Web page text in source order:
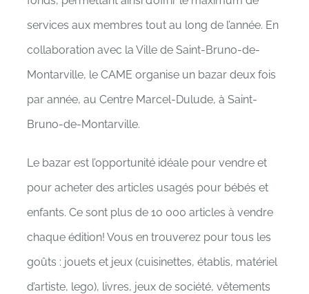
services aux membres tout au long de l’année. En
collaboration avec la Ville de Saint-Bruno-de-
Montarville, le CAME organise un bazar deux fois
par année, au Centre Marcel-Dulude, à Saint-
Bruno-de-Montarville.
Le bazar est l’opportunité idéale pour vendre et
pour acheter des articles usagés pour bébés et
enfants. Ce sont plus de 10 000 articles à vendre
chaque édition! Vous en trouverez pour tous les
goûts : jouets et jeux (cuisinettes, établis, matériel
d’artiste, lego), livres, jeux de société, vêtements